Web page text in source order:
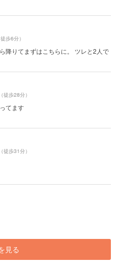
徒歩6分）
降りてまずはこちらに。 ツレと2人で
（徒歩28分）
てます
（徒歩31分）
見る